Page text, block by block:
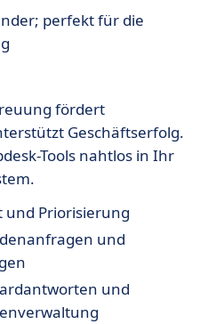
perfekt für die
fördert
Geschäftserfolg.
Tools nahtlos in Ihr
und Priorisierung
und
und